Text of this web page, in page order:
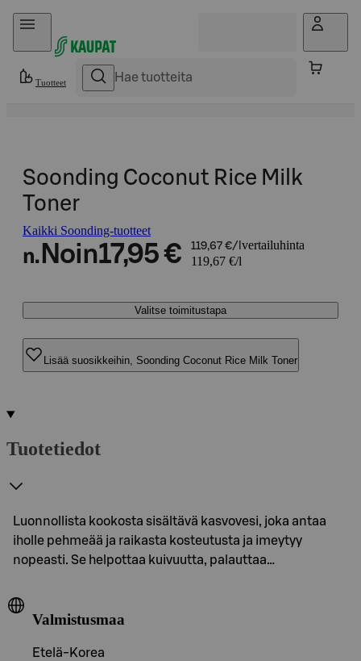
Hyppää sisältöön
Tuotteet
Soonding Coconut Rice Milk
Toner
Kaikki Soonding-tuotteet
n. Noin17,95 € 119,67 €/l vertailuhinta
119,67 €/l
Valitse toimitustapa
Lisää suosikkeihin, Soonding Coconut Rice Milk Toner
Tuotetiedot
Luonnollista kookosta sisältävä kasvovesi, joka antaa
iholle pehmeää ja raikasta kosteutusta ja imeytyy
nopeasti. Se helpottaa kuivuutta, palauttaa…
Valmistusmaa
Etelä-Korea